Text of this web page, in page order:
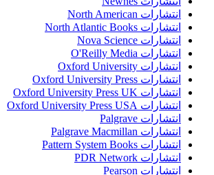
انتشارات North American
انتشارات North Atlantic Books
انتشارات Nova Science
انتشارات O'Reilly Media
انتشارات Oxford University
انتشارات Oxford University Press
انتشارات Oxford University Press UK
انتشارات Oxford University Press USA
انتشارات Palgrave
انتشارات Palgrave Macmillan
انتشارات Pattern System Books
انتشارات PDR Network
انتشارات Pearson